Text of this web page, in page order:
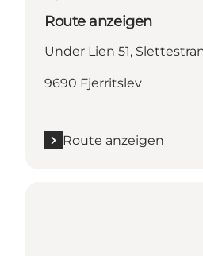
Route anzeigen
Under Lien 51,
9690 Fjerritslev
Route anzeigen